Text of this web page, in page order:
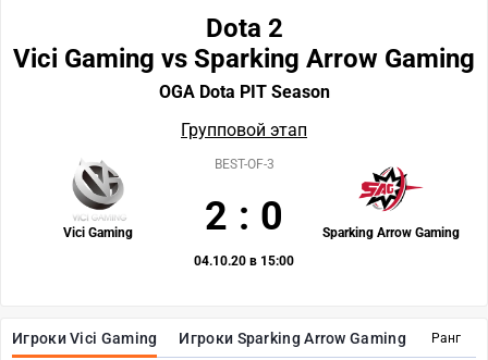
Ранг
Игроки Vici Gaming Игроки Sparking Arrow Gaming
Dota 2
Vici Gaming vs Sparking Arrow Gaming
OGA Dota PIT Season
Групповой этап
Vici Gaming Sparking Arrow Gaming
BEST-OF-3
2 : 0
04.10.20 в 15:00